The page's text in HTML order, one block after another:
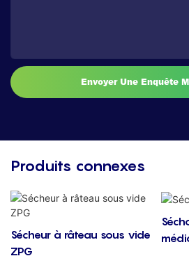
Envoyer Une Enquête
Produits connexes
Sécheur à râteau sous vide
ZPG